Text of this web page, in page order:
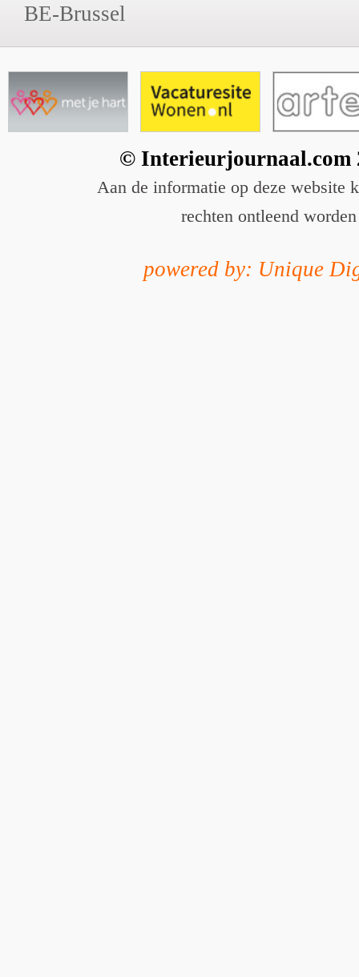
BE-Brussel
© Interieurjournaal.com
Aan de informatie op deze website
rechten ontleend worden
powered by: Unique